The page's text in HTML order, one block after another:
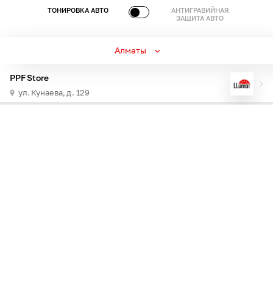
ТОНИРОВКА АВТО
АНТИГРАВИЙНАЯ
ЗАЩИТА АВТО
Алматы
PPF Store
ул. Кунаева, д. 129